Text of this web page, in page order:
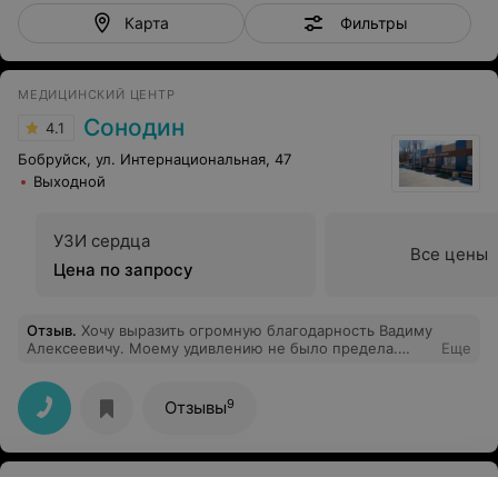
Карта Фильтры
МЕДИЦИНСКИЙ ЦЕНТР
4.1 Сонодин
Бобруйск, ул. Интернациональная, 47
Выходной
УЗИ сердца
Цена по запросу
Все цены
Отзыв. Хочу выразить огромную благодарность Вадиму
Алексеевичу. Моему удивлению не было предела.
общении врача-гинеколога я ещё не встречала. Вадим
Алексеевич скрупулезно, подробно провел осмотр,
внимательно, по-человечески выслушал, словно сам
прочувствовал состояние пациента. На приёме
никакой спешки, раздражения, безразличия от врача
Еще
Отзывы9